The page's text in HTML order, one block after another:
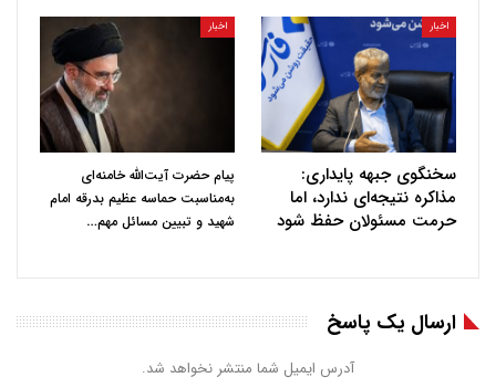
اخبار
سخنگوی جبهه پایداری:
مذاکره نتیجه‌ای ندارد، اما
حرمت مسئولان حفظ شود
اخبار
پیام حضرت آیت‌الله خامنه‌ای
به‌مناسبت حماسه عظیم بدرقه امام
شهید و تبیین مسائل مهم…
ارسال یک پاسخ
آدرس ایمیل شما منتشر نخواهد شد.